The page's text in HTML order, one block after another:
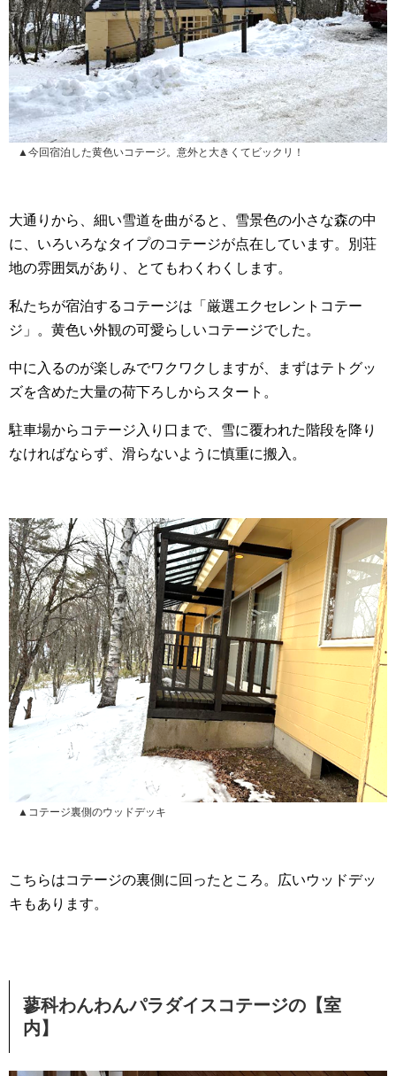
▲今回宿泊した黄色いコテージ。意外と大きくてビックリ！
大通りから、細い雪道を曲がると、雪景色の小さな森の中
に、いろいろなタイプのコテージが点在しています。別荘
地の雰囲気があり、とてもわくわくします。
私たちが宿泊するコテージは「厳選エクセレントコテー
ジ」。黄色い外観の可愛らしいコテージでした。
中に入るのが楽しみでワクワクしますが、まずはテトグッ
ズを含めた大量の荷下ろしからスタート。
駐車場からコテージ入り口まで、雪に覆われた階段を降り
なければならず、滑らないように慎重に搬入。
▲コテージ裏側のウッドデッキ
こちらはコテージの裏側に回ったところ。広いウッドデッ
キもあります。
蓼科わんわんパラダイスコテージの【室
内】